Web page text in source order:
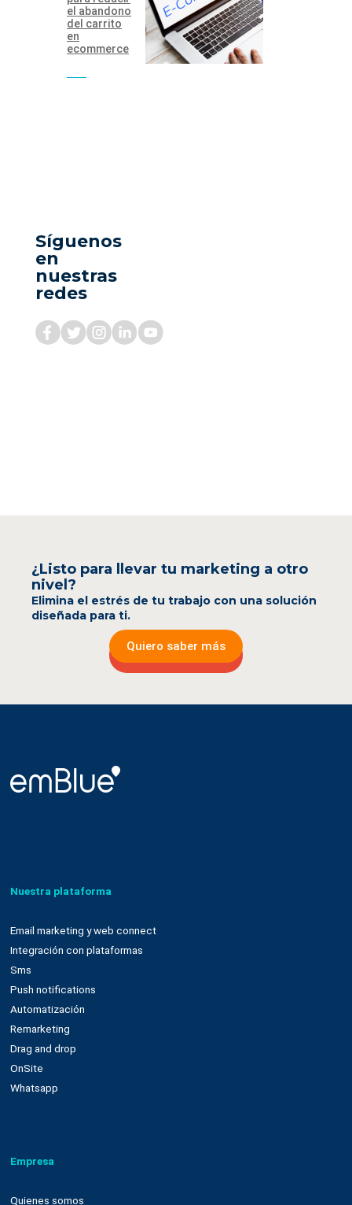
el abandono
del carrito
en
ecommerce
Síguenos
en
nuestras
redes
¿Listo para llevar tu marketing a otro
nivel?
Elimina el estrés de tu trabajo con una solución
diseñada para ti.
Quiero saber más